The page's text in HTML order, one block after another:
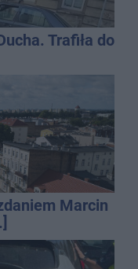
Trafiła do
Marcin